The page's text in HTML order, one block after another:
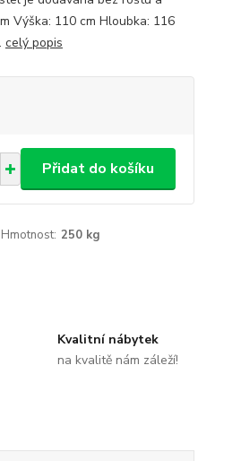
Výška: 110 cm Hloubka: 116
celý popis
Přidat do košíku
Hmotnost: 250 kg
Kvalitní nábytek
na kvalitě nám záleží!